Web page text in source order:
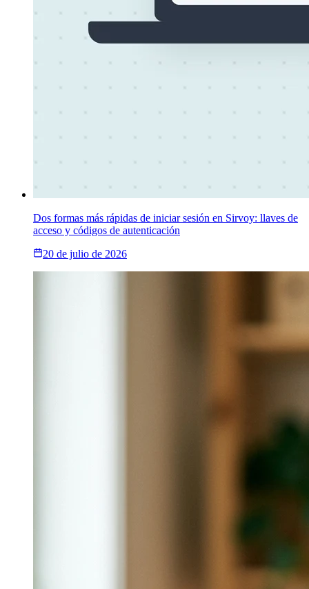
Dos formas más rápidas de iniciar sesión en Sirvoy: llaves de
acceso y códigos de autenticación
20 de julio de 2026